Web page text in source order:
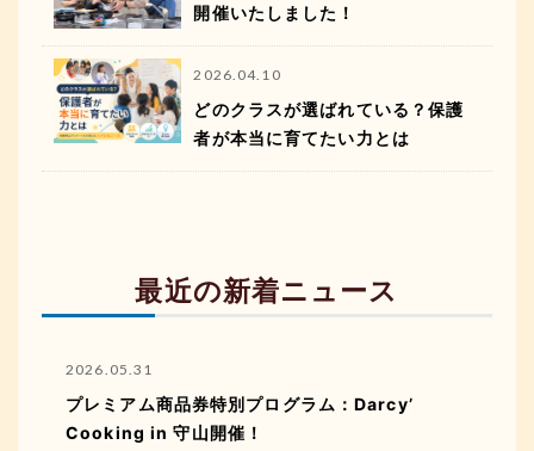
開催いたしました！
2026.04.10
どのクラスが選ばれている？保護
者が本当に育てたい力とは
最近の新着ニュース
2026.05.31
プレミアム商品券特別プログラム：Darcy’
Cooking in 守山開催！